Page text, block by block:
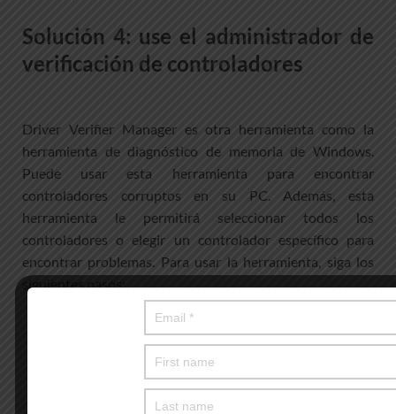
Solución 4: use el administrador de
verificación de controladores
Driver Verifier Manager es otra herramienta como la
herramienta de diagnóstico de memoria de Windows.
Puede usar esta herramienta para encontrar
controladores corruptos en su PC. Además, esta
herramienta le permitirá seleccionar todos los
controladores o elegir un controlador específico para
encontrar problemas. Para usar la herramienta, siga los
siguientes pasos:
Escriba verificador en el cuadro de búsqueda y
presione Entrar,
En la ventana abierta de Driver Verifier Manager,
seleccione Create Standard Settings,